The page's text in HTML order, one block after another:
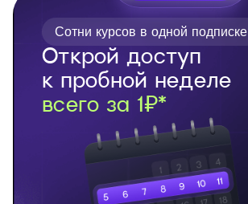
Открой доступ
к пробной неделе
всего за 1₽*
Сотни курсов в одной подписке